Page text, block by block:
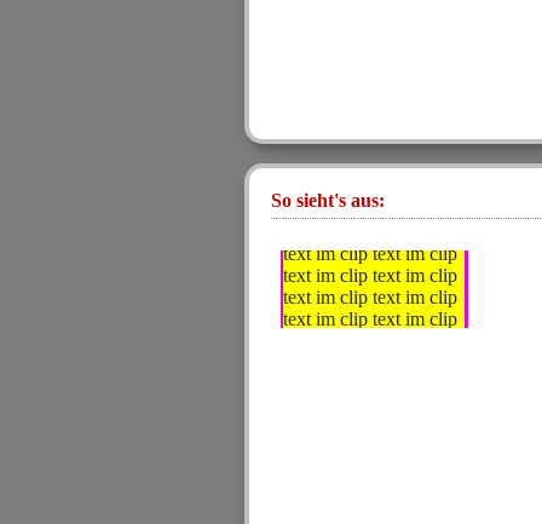
So sieht's aus:
text im clip text im clip
text im clip text im clip
text im clip text im clip
text im clip text im clip